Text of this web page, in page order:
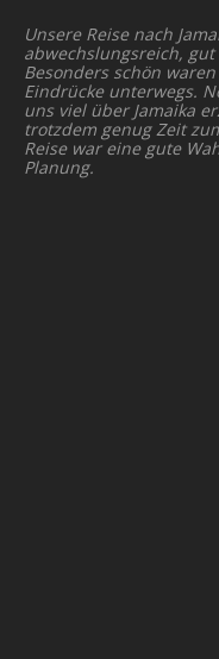
Unsere Reise nach
abwechslungsreich,
Besonders schön
Eindrücke unterwegs.
uns viel über Jamaika
trotzdem genug Zeit
Reise war eine gute
Planung.